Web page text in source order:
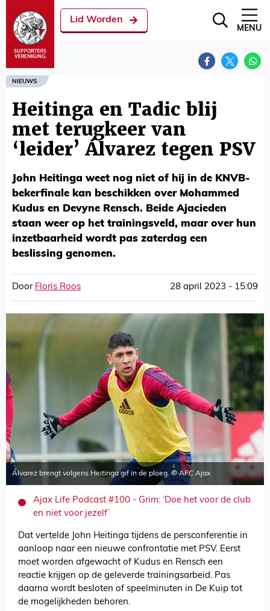
Lid Worden
MENU
NIEUWS
Heitinga en Tadic blij
met terugkeer van
‘leider’ Álvarez tegen PSV
John Heitinga weet nog niet of hij in de KNVB-
bekerfinale kan beschikken over Mohammed
Kudus en Devyne Rensch. Beide Ajacieden
staan weer op het trainingsveld, maar over hun
inzetbaarheid wordt pas zaterdag een
beslissing genomen.
Door Floris Roos 28 april 2023 - 15:09
Álvarez brengt volgens Heitinga gif in de ploeg. © AFC Ajax
Ajax Life Podcast #100 - Grim: ‘Doe het voor de club
en niet voor jezelf’
Dat vertelde John Heitinga tijdens de persconferentie in
aanloop naar een nieuwe confrontatie met PSV. Eerst
moet worden afgewacht of Kudus en Rensch een
reactie krijgen op de geleverde trainingsarbeid. Pas
daarna wordt besloten of speelminuten in De Kuip tot
de mogelijkheden behoren.